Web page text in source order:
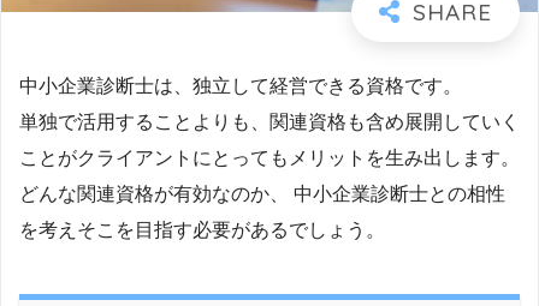
中小企業診断士は、独立して経営できる資格です。
単独で活用することよりも、関連資格も含め展開していく
ことがクライアントにとってもメリットを生み出します。
どんな関連資格が有効なのか、 中小企業診断士との相性
を考えそこを目指す必要があるでしょう。